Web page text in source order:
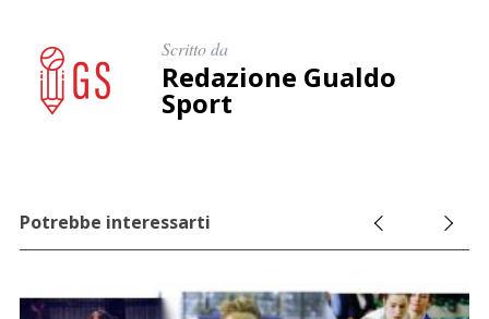
Scritto da
Redazione Gualdo
Sport
Potrebbe interessarti
: